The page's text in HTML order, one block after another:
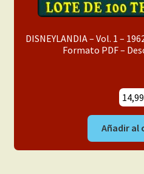
DISNEYLANDIA – Vol. 1 –
Formato PDF –
14,99
Añadir al